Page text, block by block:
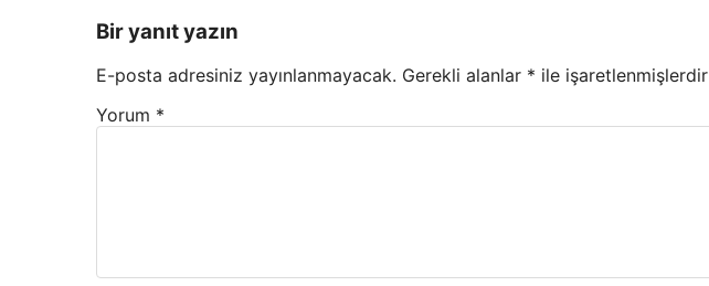
Bir yanıt yazın
E-posta adresiniz yayınlanmayacak. Gerekli alanlar * ile işaretlenmişlerdir
Yorum *